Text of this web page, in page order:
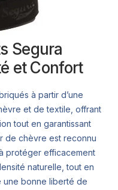
Segura
et Confort
à partir d’une
et de textile, offrant
tout en garantissant
de chèvre est reconnu
protéger efficacement
naturelle, tout en
une bonne liberté de